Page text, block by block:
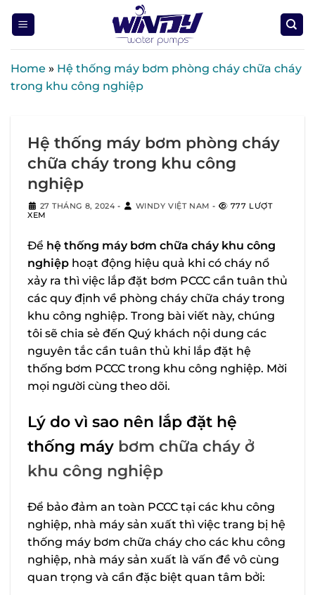
Home » Hệ thống máy bơm phòng cháy chữa cháy
trong khu công nghiệp
Hệ thống máy bơm phòng cháy
chữa cháy trong khu công
nghiệp
27 THÁNG 8, 2024- WINDY VIỆT NAM -
777 LƯỢT
XEM
Để hệ thống máy bơm chữa cháy khu công
nghiệp hoạt động hiệu quả khi có cháy nổ
xảy ra thì việc lắp đặt bơm PCCC cần tuân thủ
các quy định về phòng cháy chữa cháy trong
khu công nghiệp. Trong bài viết này, chúng
tôi sẽ chia sẻ đến Quý khách nội dung các
nguyên tắc cần tuân thủ khi lắp đặt hệ
thống bơm PCCC trong khu công nghiệp. Mời
mọi người cùng theo dõi.
Lý do vì sao nên lắp đặt hệ
thống máy bơm chữa cháy ở
khu công nghiệp
Để bảo đảm an toàn PCCC tại các khu công
nghiệp, nhà máy sản xuất thì việc trang bị hệ
thống máy bơm chữa cháy cho các khu công
nghiệp, nhà máy sản xuất là vấn đề vô cùng
quan trọng và cần đặc biệt quan tâm bởi: